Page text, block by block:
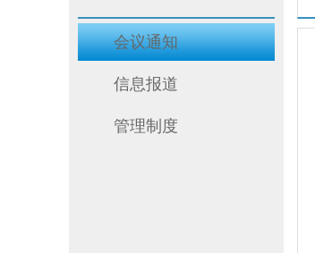
会议通知
信息报道
管理制度